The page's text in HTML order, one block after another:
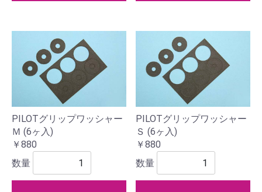
PILOTグリップワッシャー
Ｍ (6ヶ入)
￥880
数量
PILOTグリップワッシャー
Ｓ (6ヶ入)
￥880
数量